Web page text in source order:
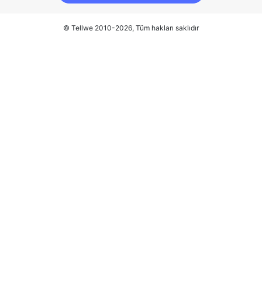
© Tellwe 2010-2026, Tüm hakları saklıdır